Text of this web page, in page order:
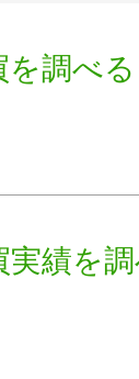
を調べる
績を